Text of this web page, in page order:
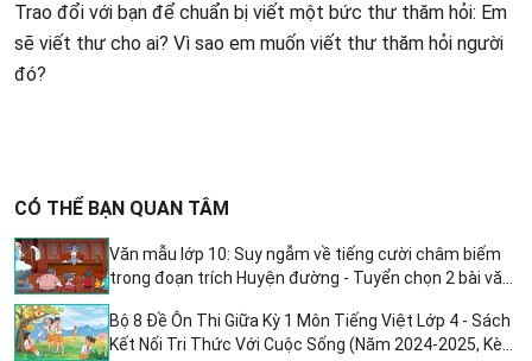
Trao đổi với bạn để chuẩn bị viết một bức thư thăm hỏi: Em
sẽ viết thư cho ai? Vì sao em muốn viết thư thăm hỏi người
đó?
CÓ THỂ BẠN QUAN TÂM
Văn mẫu lớp 10: Suy ngẫm về tiếng cười châm biếm
trong đoạn trích Huyện đường - Tuyển chọn 2 bài văn
Bộ 8 Đề Ôn Thi Giữa Kỳ 1 Môn Tiếng Việt Lớp 4 - Sách
Kết Nối Tri Thức Với Cuộc Sống (Năm 2024-2025, Kèm